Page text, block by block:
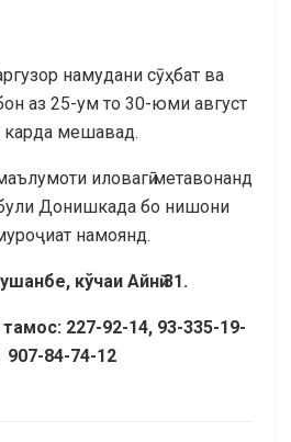
намудани сӯҳбат ва
аз 25-ум то 30-юми август
карда мешавад.
иловагӣ метавонанд
Донишкада бо нишони
намоянд.
кўчаи Айнӣ 31.
227-92-14, 93-335-19-
907-84-74-12